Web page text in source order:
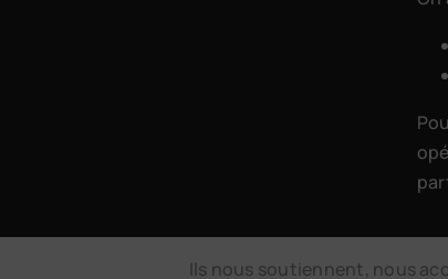
Ils nous soutiennent, nous